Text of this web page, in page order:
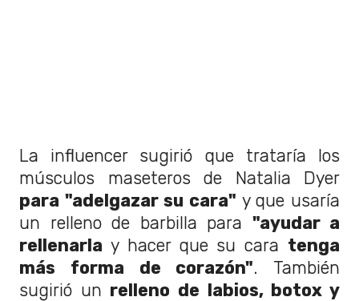
La influencer sugirió que trataría los
músculos maseteros de Natalia Dyer
para "adelgazar su cara" y que usaría
un relleno de barbilla para "ayudar a
rellenarla y hacer que su cara tenga
más forma de corazón". También
sugirió un relleno de labios, botox y